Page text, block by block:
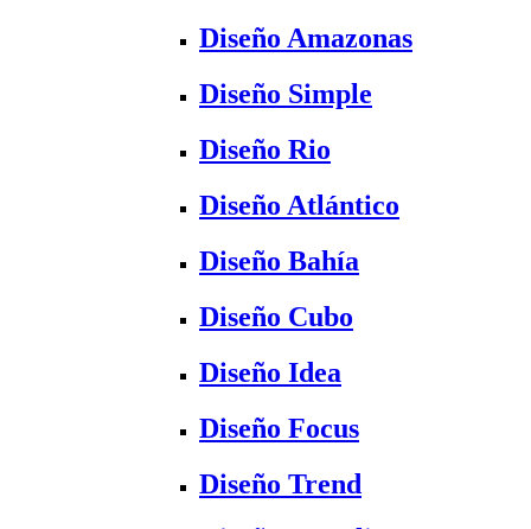
Diseño Amazonas
Diseño Simple
Diseño Rio
Diseño Atlántico
Diseño Bahía
Diseño Cubo
Diseño Idea
Diseño Focus
Diseño Trend